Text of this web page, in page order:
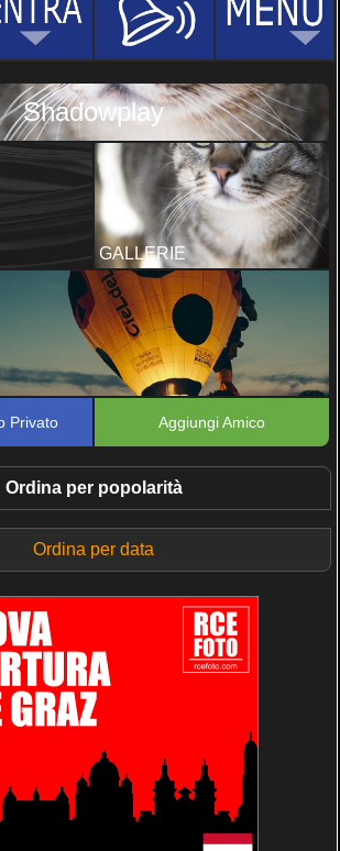
Shadowplay
GALLERIE
Privato Aggiungi Amico
Ordina per popolarità
Ordina per data